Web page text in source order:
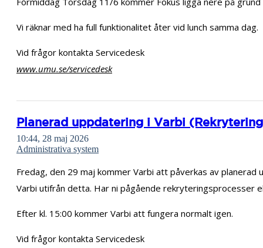
Vi räknar med ha full funktionalitet åter vid lunch samma dag.
Vid frågor kontakta Servicedesk
www.umu.se/servicedesk
Planerad uppdatering i Varbi
10:44, 28 maj 2026
Administrativa system
Fredag, den 29 maj kommer Varbi att påverkas av
Varbi utifrån detta. Har ni pågående
Efter kl. 15:00 kommer Varbi att fungera normalt igen.
Vid frågor kontakta Servicedesk